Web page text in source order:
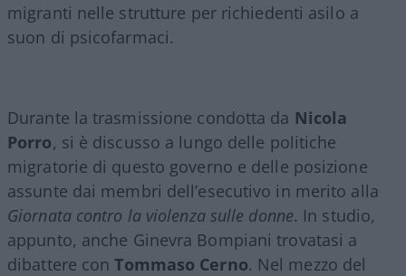
migranti nelle strutture per richiedenti asilo a
suon di psicofarmaci.
Durante la trasmissione condotta da Nicola
Porro, si è discusso a lungo delle politiche
migratorie di questo governo e delle posizione
assunte dai membri dell’esecutivo in merito alla
Giornata contro la violenza sulle donne. In studio,
appunto, anche Ginevra Bompiani trovatasi a
dibattere conTommaso Cerno. Nel mezzo del